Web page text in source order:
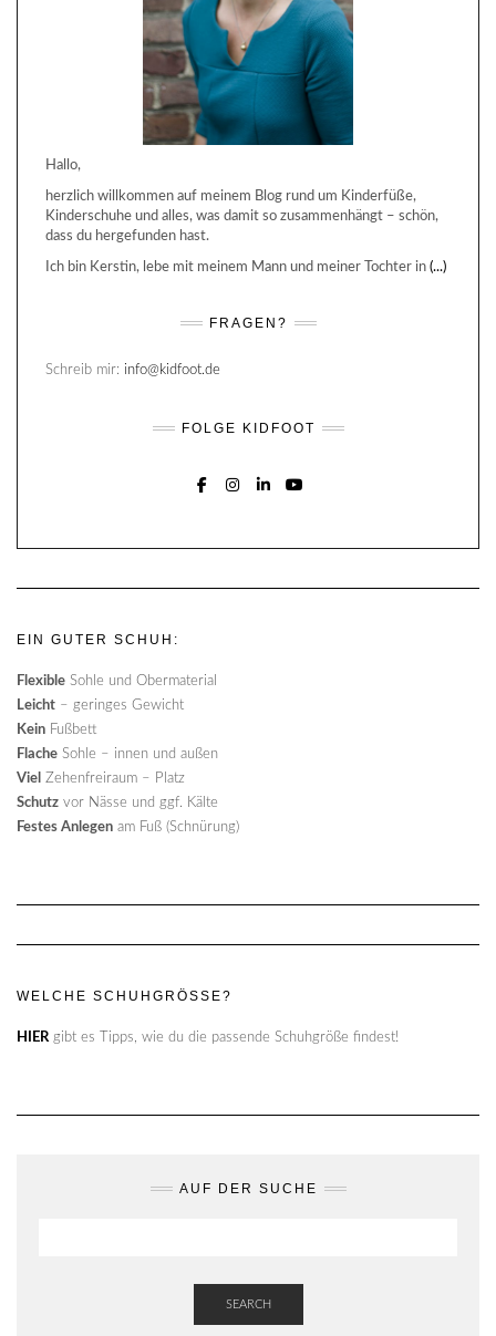
Hallo,
herzlich willkommen auf meinem Blog rund um Kinderfüße,
Kinderschuhe und alles, was damit so zusammenhängt – schön,
dass du hergefunden hast.
Ich bin Kerstin, lebe mit meinem Mann und meiner Tochter in (...)
FRAGEN?
Schreib mir: info@kidfoot.de
FOLGE KIDFOOT
EIN GUTER SCHUH:
Flexible Sohle und Obermaterial
Leicht – geringes Gewicht
Kein Fußbett
Flache Sohle – innen und außen
Viel Zehenfreiraum – Platz
Schutz vor Nässe und ggf. Kälte
Festes Anlegen am Fuß (Schnürung)
WELCHE SCHUHGRÖSSE?
HIERgibt es Tipps, wie du die passende Schuhgröße findest!
AUF DER SUCHE
SEARCH